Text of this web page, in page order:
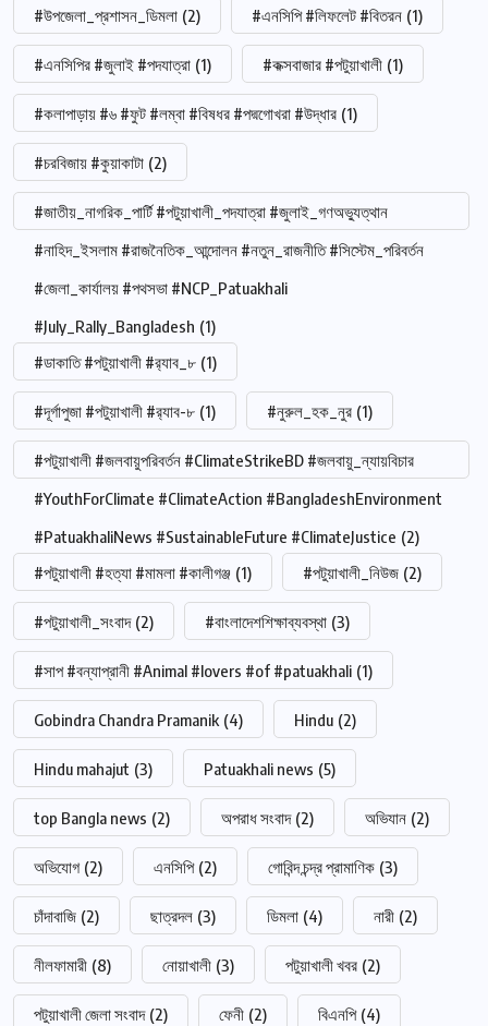
#উপজেলা_প্রশাসন_ডিমলা (2) #এনসিপি #লিফলেট #বিতরন (1)
#এনসিপির #জুলাই #পদযাত্রা (1) #কক্সবাজার #পটুয়াখালী (1)
#কলাপাড়ায় #৬ #ফুট #লম্বা #বিষধর #পদ্মগোখরা #উদ্ধার (1)
#চরবিজায় #কুয়াকাটা (2)
#জাতীয়_নাগরিক_পার্টি #পটুয়াখালী_পদযাত্রা #জুলাই_গণঅভ্যুত্থান
#নাহিদ_ইসলাম #রাজনৈতিক_আন্দোলন #নতুন_রাজনীতি #সিস্টেম_পরিবর্তন
#জেলা_কার্যালয় #পথসভা #NCP_Patuakhali
#July_Rally_Bangladesh (1)
#ডাকাতি #পটুয়াখালী #র‍্যাব_৮ (1)
#দূর্গাপুজা #পটুয়াখালী #র‍্যাব-৮ (1) #নুরুল_হক_নুর (1)
#পটুয়াখালী #জলবায়ুপরিবর্তন #ClimateStrikeBD #জলবায়ু_ন্যায়বিচার
#YouthForClimate #ClimateAction #BangladeshEnvironment
#PatuakhaliNews #SustainableFuture #ClimateJustice (2)
#পটুয়াখালী #হত্যা #মামলা #কালীগঞ্জ (1) #পটুয়াখালী_নিউজ (2)
#পটুয়াখালী_সংবাদ (2) #বাংলাদেশশিক্ষাব্যবস্থা (3)
#সাপ #বন্যাপ্রানী #Animal #lovers #of #patuakhali (1)
Gobindra Chandra Pramanik (4) Hindu (2)
Hindu mahajut (3) Patuakhali news (5)
top Bangla news (2) অপরাধ সংবাদ (2) অভিযান (2)
অভিযোগ (2) এনসিপি (2) গোবিন্দ চন্দ্র প্রামাণিক (3)
চাঁদাবাজি (2) ছাত্রদল (3) ডিমলা (4) নারী (2)
নীলফামারী (8) নোয়াখালী (3) পটুয়াখালী খবর (2)
পটুয়াখালী জেলা সংবাদ (2) ফেনী (2) বিএনপি (4)